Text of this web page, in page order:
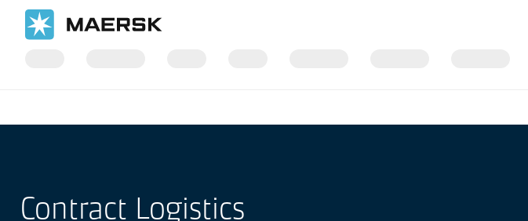
Contract Logistics